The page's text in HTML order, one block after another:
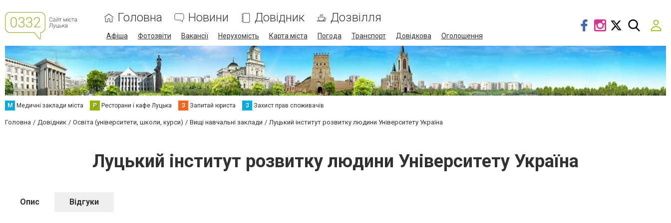
Головна Новини Довідник Дозвілля
Афіша Фотозвіти Вакансії Нерухомість Карта міста Погода Транспорт Довідкова Оголошення
М Медичні заклади міста Р Ресторани і кафе Луцька З Запитай юриста З Захист прав споживачів
Головна Довідник Освіта (університети, школи, курси) Вищі навчальні заклади Луцький інститут розвитку людини Університету Україна
Луцький інститут розвитку людини Університету Україна
Опис Відгуки